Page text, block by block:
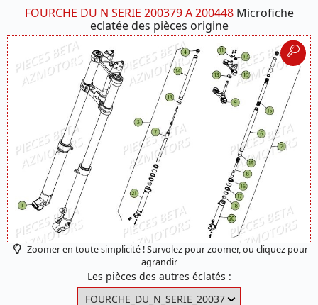
FOURCHE DU N SERIE 200379 A 200448Microfiche
eclatée des pièces origine
Zoomer en toute simplicité ! Survolez pour zoomer, ou cliquez pour
agrandir
Les pièces des autres éclatés :